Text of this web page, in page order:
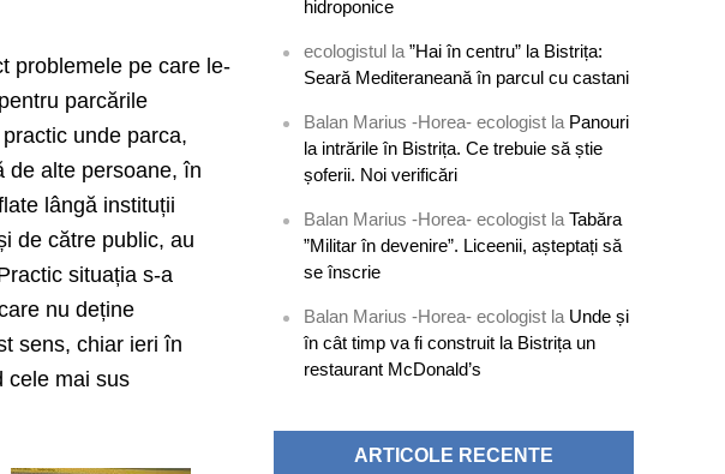
problemele pe care le-
parcările
unde parca,
de alte persoane, în
lângă instituții
de către public, au
situația s-a
nu deține
sens, chiar ieri în
cele mai sus
hidroponice
ecologistul la”Hai în centru” la Bistrița:
Seară Mediteraneană în parcul cu castani
Balan Marius -Horea- ecologist la Panouri
la intrările în Bistrița. Ce trebuie să știe
șoferii. Noi verificări
Balan Marius -Horea- ecologist laTabăra
”Militar în devenire”. Liceenii, așteptați să
se înscrie
Balan Marius -Horea- ecologist la Unde și
în cât timp va fi construit la Bistrița un
restaurant McDonald’s
ARTICOLE RECENTE